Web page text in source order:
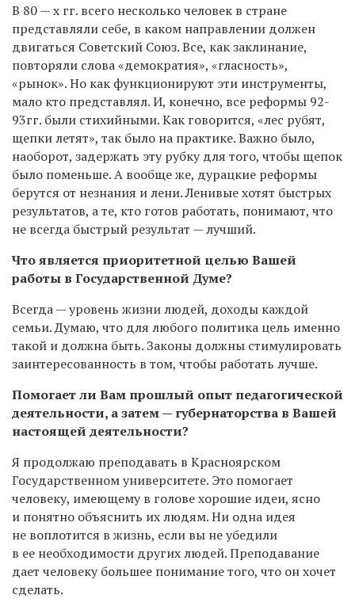
В 80 — х гг. всего несколько человек в стране
представляли себе, в каком направлении должен
двигаться Советский Союз. Все, как заклинание,
повторяли слова «демократия», «гласность»,
«рынок». Но как функционируют эти инструменты,
мало кто представлял. И, конечно, все реформы 92-
93гг. были стихийными. Как говорится, «лес рубят,
щепки летят», так было на практике. Важно было,
наоборот, задержать эту рубку для того, чтобы щепок
было поменьше. А вообще же, дурацкие реформы
берутся от незнания и лени. Ленивые хотят быстрых
результатов, а те, кто готов работать, понимают, что
не всегда быстрый результат — лучший.
Что является приоритетной целью Вашей
работы в Государственной Думе?
Всегда — уровень жизни людей, доходы каждой
семьи. Думаю, что для любого политика цель именно
такой и должна быть. Законы должны стимулировать
заинтересованность в том, чтобы работать лучше.
Помогает ли Вам прошлый опыт педагогической
деятельности, а затем — губернаторства в Вашей
настоящей деятельности?
Я продолжаю преподавать в Красноярском
Государственном университете. Это помогает
человеку, имеющему в голове хорошие идеи, ясно
и понятно объяснить их людям. Ни одна идея
не воплотится в жизнь, если вы не убедили
в ее необходимости других людей. Преподавание
дает человеку большее понимание того, что он хочет
сделать.